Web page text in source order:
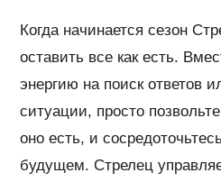
Когда начинается сезон
оставить все как есть.
энергию на поиск ответов
ситуации, просто
оно есть, и
будущем. Стрелец